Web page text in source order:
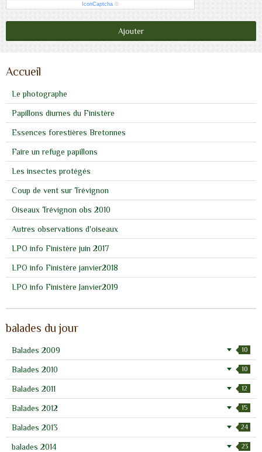
IconCaptcha ©
Ajouter
Accueil
Le photographe
Papillons diurnes du Finistère
Essences forestières Bretonnes
Faire un refuge papillons
Les insectes protégés
Coup de vent sur Trévignon
Oiseaux Trévignon obs 2010
Autres observations d'oiseaux
LPO info Finistère juin 2017
LPO info Finistère janvier2018
LPO info Finistère Janvier2019
balades du jour
Balades 2009 10
Balades 2010 10
Balades 2011 12
Balades 2012 15
Balades 2013 24
balades 2014 23